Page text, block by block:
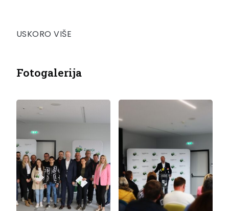
USKORO VIŠE
Fotogalerija